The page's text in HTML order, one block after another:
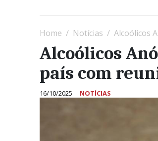
Home Notícias Alcoólicos
Alcoólicos
país com
16/10/2025 NOTÍCIAS